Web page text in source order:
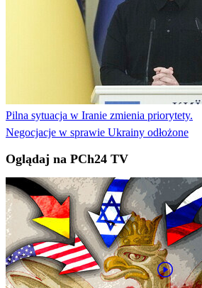
Pilna sytuacja w Iranie zmienia priorytety.
Negocjacje w sprawie Ukrainy odłożone
Oglądaj na PCh24 TV